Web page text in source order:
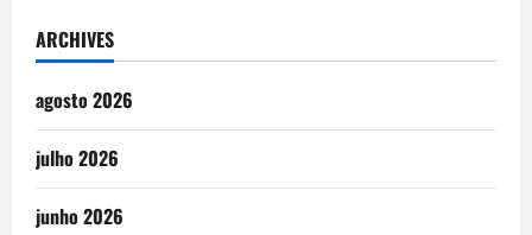
ARCHIVES
agosto 2026
julho 2026
junho 2026